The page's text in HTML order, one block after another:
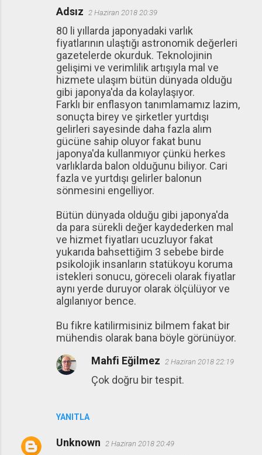
Adsız 2 Haziran 2018 20:39
80 li yıllarda japonyadaki varlık
fiyatlarının ulaştığı astronomik değerleri
gazetelerde okurduk. Teknolojinin
gelişimi ve verimlilik artışıyla mal ve
hizmete ulaşım bütün dünyada olduğu
gibi japonya'da da kolaylaşıyor.
Farklı bir enflasyon tanımlamamız lazim,
sonuçta birey ve şirketler yurtdışı
gelirleri sayesinde daha fazla alım
gücüne sahip oluyor fakat bunu
japonya'da kullanmıyor çünkü herkes
varlıklarda balon olduğunu biliyor. Cari
fazla ve yurtdışı gelirler balonun
sönmesini engelliyor.
Bütün dünyada olduğu gibi japonya'da
da para sürekli değer kaydederken mal
ve hizmet fiyatları ucuzluyor fakat
yukarıda bahsettiğim 3 sebebe birde
psikolojik insanların statükoyu koruma
istekleri sonucu, göreceli olarak fiyatlar
aynı yerde duruyor olarak ölçülüyor ve
algılanıyor bence.
Bu fikre katilirmisiniz bilmem fakat bir
mühendis olarak bana böyle görünüyor.
YANITLA
Mahfi Eğilmez 2 Haziran 2018 22:19
Çok doğru bir tespit.
Unknown 2 Haziran 2018 20:49